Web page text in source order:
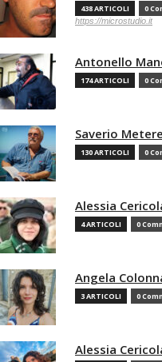
438 ARTICOLI 0
https://microstudio.it
Antonello
174 ARTICOLI 0
Saverio Metere
130 ARTICOLI 0
Alessia
4 ARTICOLI 0
Angela
3 ARTICOLI 0
Alessia